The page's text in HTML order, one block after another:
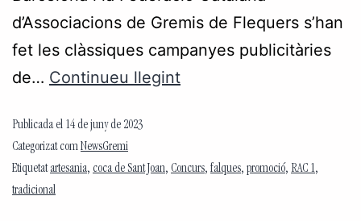
d’Associacions de Gremis de Flequers s’han
fet les clàssiques campanyes publicitàries
de… Continueu llegint
Publicada el 14 de juny de 2023
Categorizat comNewsGremi
Etiquetatartesania, coca de Sant Joan, Concurs, falques, promoció, RAC 1,
tradicional